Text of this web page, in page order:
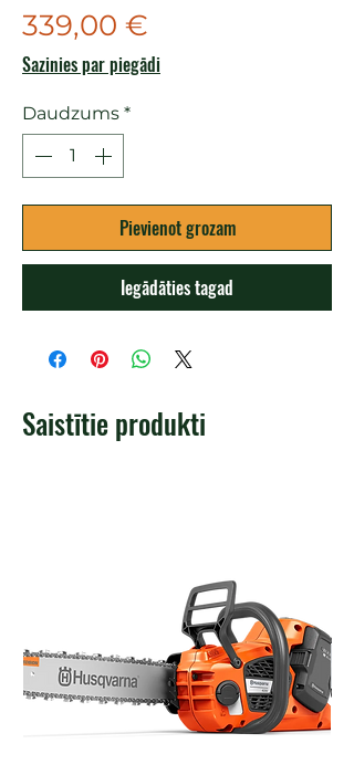
339,00 €
Sazinies par piegādi
Daudzums *
Pievienot grozam
Iegādāties tagad
Saistītie produkti